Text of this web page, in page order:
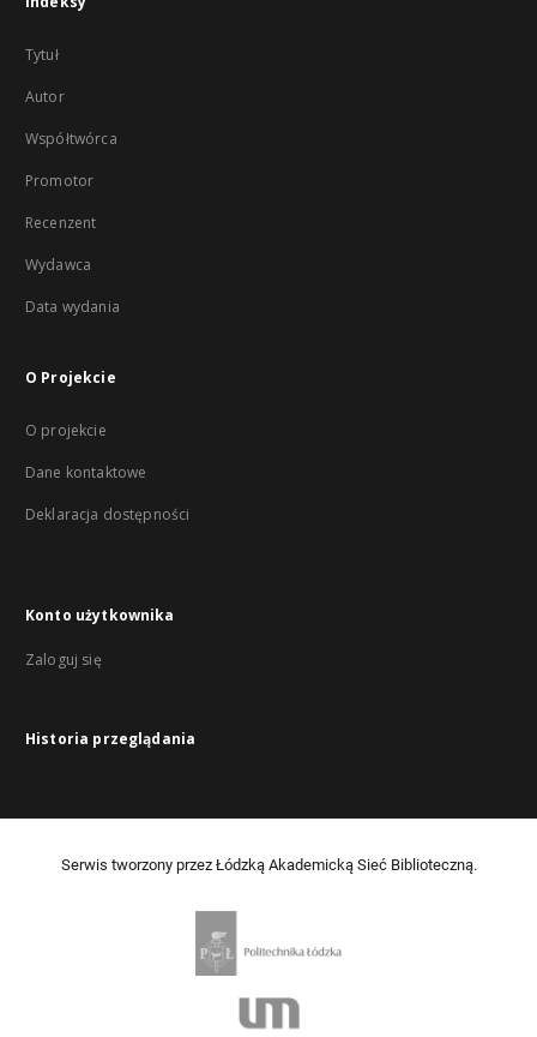
Tytuł
Autor
Współtwórca
Promotor
Recenzent
Wydawca
Data wydania
O Projekcie
O projekcie
Dane kontaktowe
Deklaracja dostępności
Konto użytkownika
Zaloguj się
Historia przeglądania
Serwis tworzony przez Łódzką Akademicką Sieć Biblioteczną.